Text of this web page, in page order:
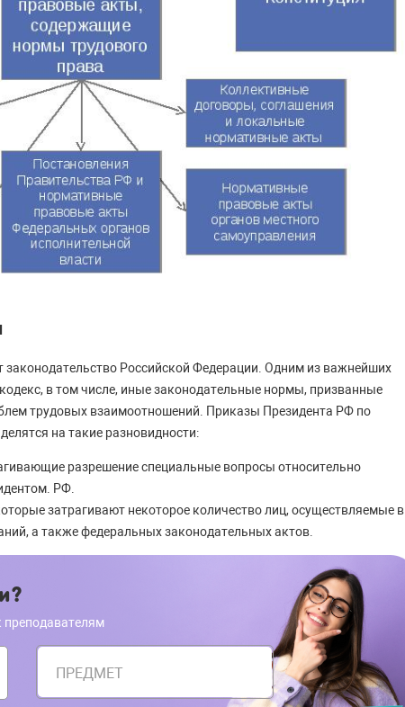
законодательство Российской Федерации. Одним из важнейших
в том числе, иные законодательные нормы, призванные
трудовых взаимоотношений. Приказы Президента РФ по
на такие разновидности:
разрешение специальные вопросы относительно
РФ.
затрагивают некоторое количество лиц, осуществляемые в
а также федеральных законодательных актов.
преподавателям
ПРЕДМЕТ